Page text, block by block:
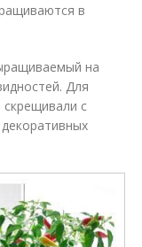
в
на
Для
скрещивали с